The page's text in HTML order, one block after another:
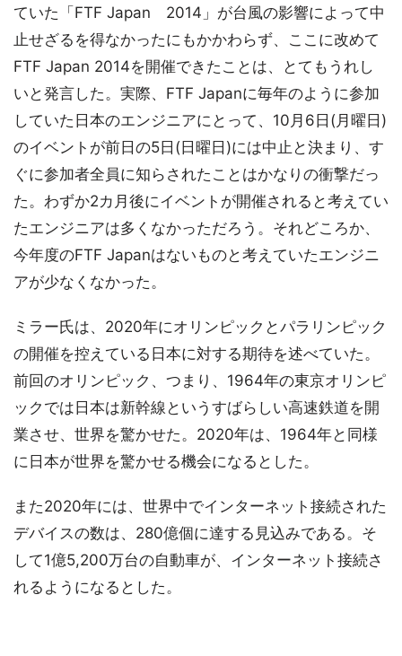
ていた「FTF Japan 2014」が台風の影響によって中
止せざるを得なかったにもかかわらず、ここに改めて
FTF Japan 2014を開催できたことは、とてもうれし
いと発言した。実際、FTF Japanに毎年のように参加
していた日本のエンジニアにとって、10月6日(月曜日)
のイベントが前日の5日(日曜日)には中止と決まり、す
ぐに参加者全員に知らされたことはかなりの衝撃だっ
た。わずか2カ月後にイベントが開催されると考えてい
たエンジニアは多くなかっただろう。それどころか、
今年度のFTF Japanはないものと考えていたエンジニ
アが少なくなかった。
ミラー氏は、2020年にオリンピックとパラリンピック
の開催を控えている日本に対する期待を述べていた。
前回のオリンピック、つまり、1964年の東京オリンピ
ックでは日本は新幹線というすばらしい高速鉄道を開
業させ、世界を驚かせた。2020年は、1964年と同様
に日本が世界を驚かせる機会になるとした。
また2020年には、世界中でインターネット接続された
デバイスの数は、280億個に達する見込みである。そ
して1億5,200万台の自動車が、インターネット接続さ
れるようになるとした。